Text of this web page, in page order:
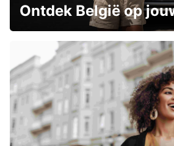
Ontdek België op